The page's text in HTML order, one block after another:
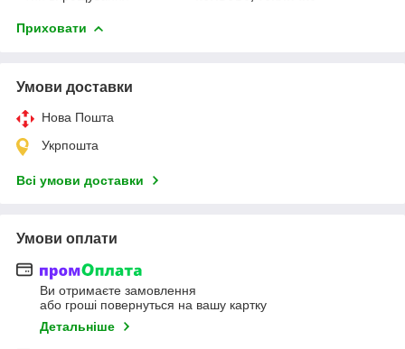
Приховати
Умови доставки
Нова Пошта
Укрпошта
Всі умови доставки
Умови оплати
Ви отримаєте замовлення
або гроші повернуться на вашу картку
Детальніше